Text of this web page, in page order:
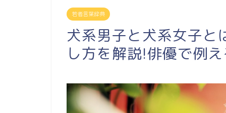
若者言葉辞典
犬系男子と犬系女子
し方を解説!俳優で例